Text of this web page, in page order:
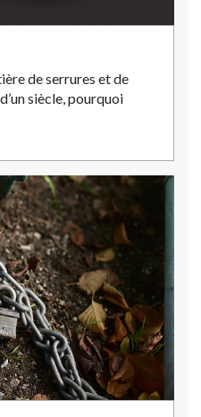
de serrures et de
siècle, pourquoi